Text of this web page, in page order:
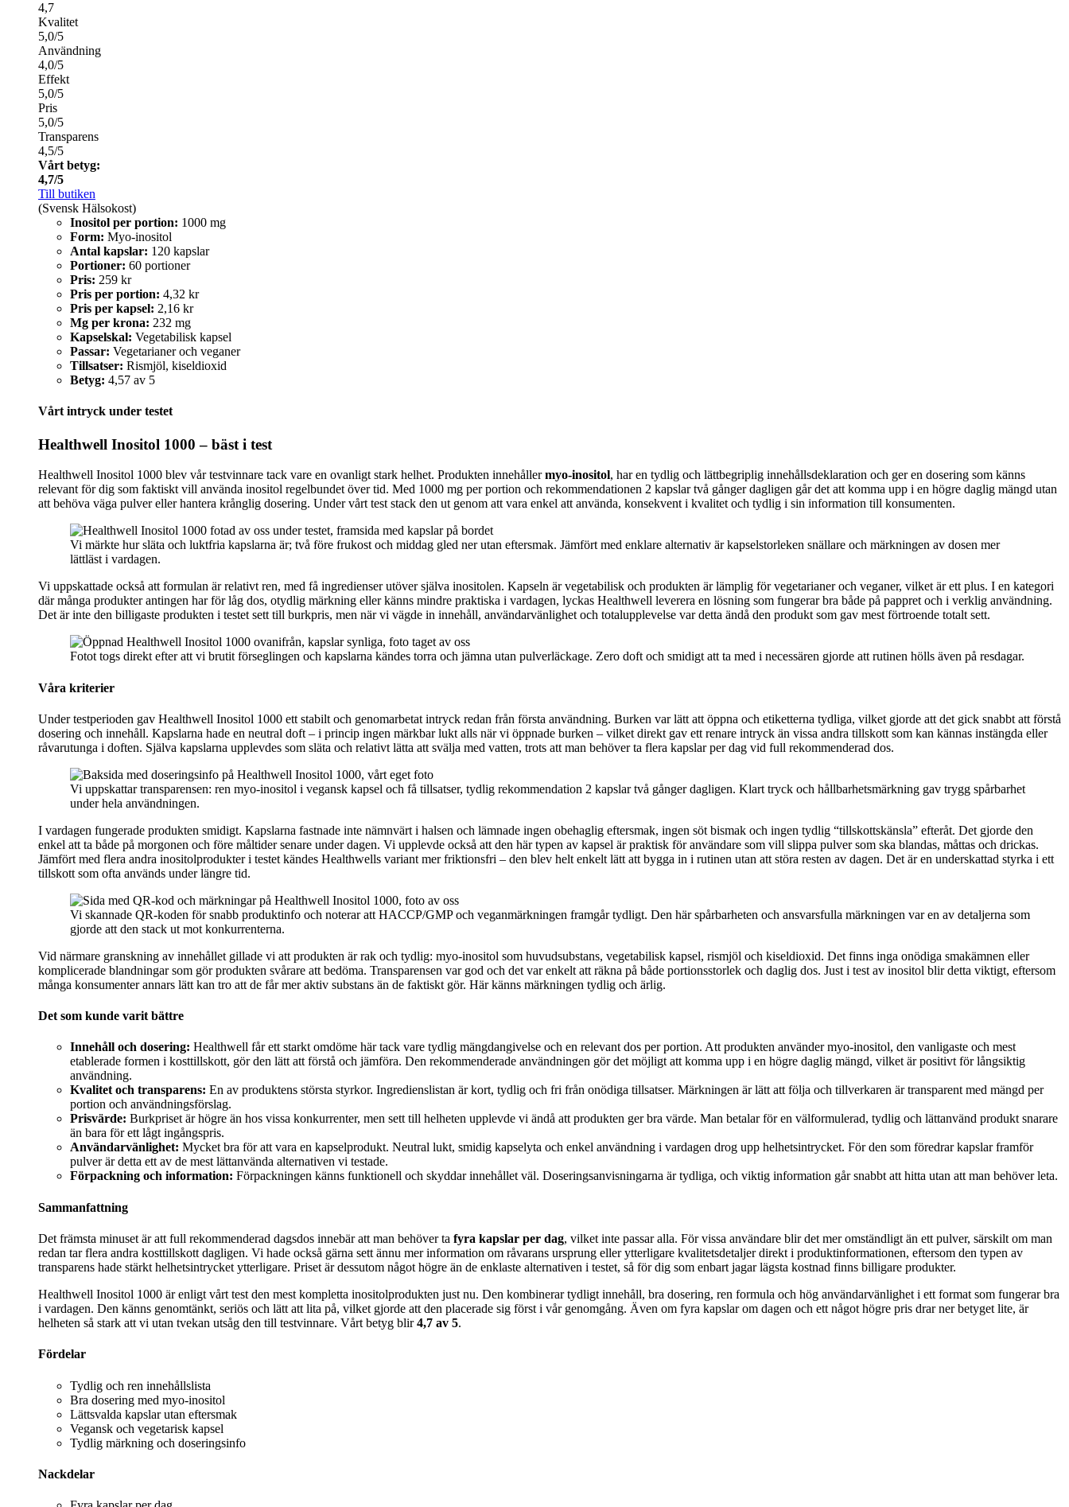
4,7
Kvalitet
5,0/5
Användning
4,0/5
Effekt
5,0/5
Pris
5,0/5
Transparens
4,5/5
Vårt betyg:
4,7/5
Till butiken
(Svensk Hälsokost)
Inositol per portion: 1000 mg
Form: Myo-inositol
Antal kapslar: 120 kapslar
Portioner: 60 portioner
Pris: 259 kr
Pris per portion: 4,32 kr
Pris per kapsel: 2,16 kr
Mg per krona: 232 mg
Kapselskal: Vegetabilisk kapsel
Passar: Vegetarianer och veganer
Tillsatser: Rismjöl, kiseldioxid
Betyg: 4,57 av 5
Vårt intryck under testet
Healthwell Inositol 1000 – bäst i test
Healthwell Inositol 1000 blev vår testvinnare tack vare en ovanligt stark helhet. Produkten innehållermyo-inositol, har en tydlig och lättbegriplig innehållsdeklaration och ger en dosering som känns
relevant för dig som faktiskt vill använda inositol regelbundet över tid. Med 1000 mg per portion och rekommendationen 2 kapslar två gånger dagligen går det att komma upp i en högre daglig mängd utan
att behöva väga pulver eller hantera krånglig dosering. Under vårt test stack den ut genom att vara enkel att använda, konsekvent i kvalitet och tydlig i sin information till konsumenten.
Vi märkte hur släta och luktfria kapslarna är; två före frukost och middag gled ner utan eftersmak. Jämfört med enklare alternativ är kapselstorleken snällare och märkningen av dosen mer
lättläst i vardagen.
Vi uppskattade också att formulan är relativt ren, med få ingredienser utöver själva inositolen. Kapseln är vegetabilisk och produkten är lämplig för vegetarianer och veganer, vilket är ett plus. I en kategori
där många produkter antingen har för låg dos, otydlig märkning eller känns mindre praktiska i vardagen, lyckas Healthwell leverera en lösning som fungerar bra både på pappret och i verklig användning.
Det är inte den billigaste produkten i testet sett till burkpris, men när vi vägde in innehåll, användarvänlighet och totalupplevelse var detta ändå den produkt som gav mest förtroende totalt sett.
Fotot togs direkt efter att vi brutit förseglingen och kapslarna kändes torra och jämna utan pulverläckage. Zero doft och smidigt att ta med i necessären gjorde att rutinen hölls även på resdagar.
Våra kriterier
Under testperioden gav Healthwell Inositol 1000 ett stabilt och genomarbetat intryck redan från första användning. Burken var lätt att öppna och etiketterna tydliga, vilket gjorde att det gick snabbt att förstå
dosering och innehåll. Kapslarna hade en neutral doft – i princip ingen märkbar lukt alls när vi öppnade burken – vilket direkt gav ett renare intryck än vissa andra tillskott som kan kännas instängda eller
råvarutunga i doften. Själva kapslarna upplevdes som släta och relativt lätta att svälja med vatten, trots att man behöver ta flera kapslar per dag vid full rekommenderad dos.
Vi uppskattar transparensen: ren myo-inositol i vegansk kapsel och få tillsatser, tydlig rekommendation 2 kapslar två gånger dagligen. Klart tryck och hållbarhetsmärkning gav trygg spårbarhet
under hela användningen.
I vardagen fungerade produkten smidigt. Kapslarna fastnade inte nämnvärt i halsen och lämnade ingen obehaglig eftersmak, ingen söt bismak och ingen tydlig “tillskottskänsla” efteråt. Det gjorde den
enkel att ta både på morgonen och före måltider senare under dagen. Vi upplevde också att den här typen av kapsel är praktisk för användare som vill slippa pulver som ska blandas, måttas och drickas.
Jämfört med flera andra inositolprodukter i testet kändes Healthwells variant mer friktionsfri – den blev helt enkelt lätt att bygga in i rutinen utan att störa resten av dagen. Det är en underskattad styrka i ett
tillskott som ofta används under längre tid.
Vi skannade QR-koden för snabb produktinfo och noterar att HACCP/GMP och veganmärkningen framgår tydligt. Den här spårbarheten och ansvarsfulla märkningen var en av detaljerna som
gjorde att den stack ut mot konkurrenterna.
Vid närmare granskning av innehållet gillade vi att produkten är rak och tydlig: myo-inositol som huvudsubstans, vegetabilisk kapsel, rismjöl och kiseldioxid. Det finns inga onödiga smakämnen eller
komplicerade blandningar som gör produkten svårare att bedöma. Transparensen var god och det var enkelt att räkna på både portionsstorlek och daglig dos. Just i test av inositol blir detta viktigt, eftersom
många konsumenter annars lätt kan tro att de får mer aktiv substans än de faktiskt gör. Här känns märkningen tydlig och ärlig.
Det som kunde varit bättre
Innehåll och dosering: Healthwell får ett starkt omdöme här tack vare tydlig mängdangivelse och en relevant dos per portion. Att produkten använder myo-inositol, den vanligaste och mest
etablerade formen i kosttillskott, gör den lätt att förstå och jämföra. Den rekommenderade användningen gör det möjligt att komma upp i en högre daglig mängd, vilket är positivt för långsiktig
användning.
Kvalitet och transparens: En av produktens största styrkor. Ingredienslistan är kort, tydlig och fri från onödiga tillsatser. Märkningen är lätt att följa och tillverkaren är transparent med mängd per
portion och användningsförslag.
Prisvärde: Burkpriset är högre än hos vissa konkurrenter, men sett till helheten upplevde vi ändå att produkten ger bra värde. Man betalar för en välformulerad, tydlig och lättanvänd produkt snarare
än bara för ett lågt ingångspris.
Användarvänlighet: Mycket bra för att vara en kapselprodukt. Neutral lukt, smidig kapselyta och enkel användning i vardagen drog upp helhetsintrycket. För den som föredrar kapslar framför
pulver är detta ett av de mest lättanvända alternativen vi testade.
Förpackning och information: Förpackningen känns funktionell och skyddar innehållet väl. Doseringsanvisningarna är tydliga, och viktig information går snabbt att hitta utan att man behöver leta.
Sammanfattning
Det främsta minuset är att full rekommenderad dagsdos innebär att man behöver ta fyra kapslar per dag, vilket inte passar alla. För vissa användare blir det mer omständligt än ett pulver, särskilt om man
redan tar flera andra kosttillskott dagligen. Vi hade också gärna sett ännu mer information om råvarans ursprung eller ytterligare kvalitetsdetaljer direkt i produktinformationen, eftersom den typen av
transparens hade stärkt helhetsintrycket ytterligare. Priset är dessutom något högre än de enklaste alternativen i testet, så för dig som enbart jagar lägsta kostnad finns billigare produkter.
Healthwell Inositol 1000 är enligt vårt test den mest kompletta inositolprodukten just nu. Den kombinerar tydligt innehåll, bra dosering, ren formula och hög användarvänlighet i ett format som fungerar bra
i vardagen. Den känns genomtänkt, seriös och lätt att lita på, vilket gjorde att den placerade sig först i vår genomgång. Även om fyra kapslar om dagen och ett något högre pris drar ner betyget lite, är
helheten så stark att vi utan tvekan utsåg den till testvinnare. Vårt betyg blir4,7 av 5.
Fördelar
Tydlig och ren innehållslista
Bra dosering med myo-inositol
Lättsvalda kapslar utan eftersmak
Vegansk och vegetarisk kapsel
Tydlig märkning och doseringsinfo
Nackdelar